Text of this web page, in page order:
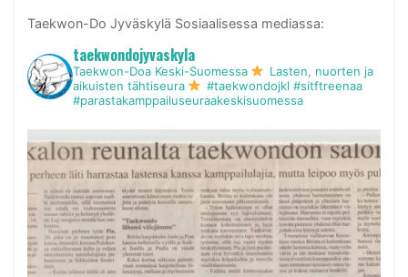
Taekwon-Do Jyväskylä Sosiaalisessa mediassa:
taekwondojyvaskyla
Taekwon-Doa Keski-Suomessa
Lasten, nuorten ja
aikuisten tähtiseura
#taekwondojkl #sitftreenaa
#parastakamppailuseuraakeskisuomessa